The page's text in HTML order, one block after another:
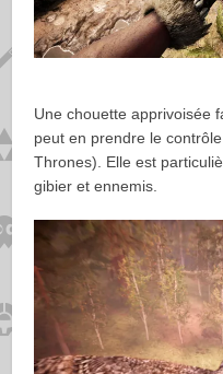
Une chouette apprivoisée
peut en prendre le
Thrones). Elle est
gibier et ennemis.